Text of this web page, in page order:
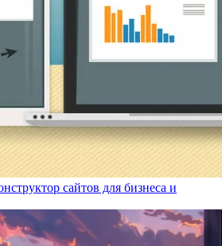
сайтов для бизнеса и